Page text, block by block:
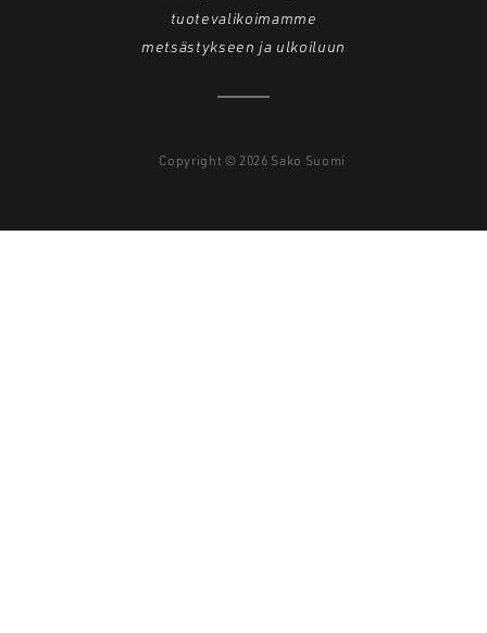
tuotevalikoimamme
metsästykseen ja ulkoiluun
Copyright © 2026 Sako Suomi